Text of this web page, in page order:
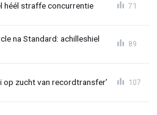
héél straffe concurrentie 71
na Standard: achilleshiel
89
op zucht van recordtransfer’ 107